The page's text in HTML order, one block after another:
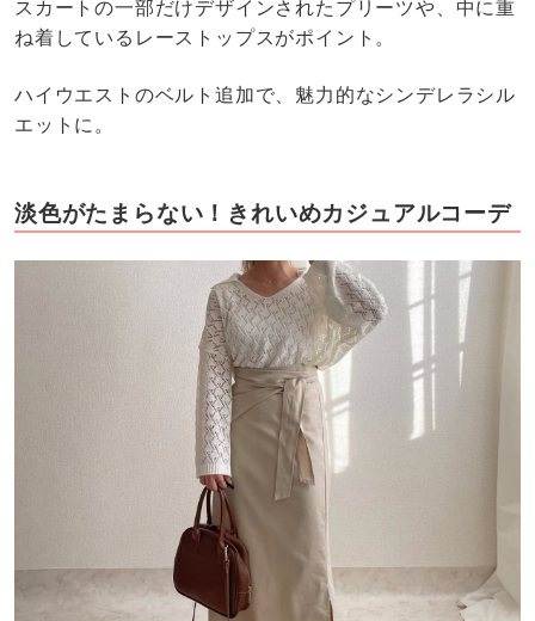
スカートの一部だけデザインされたプリーツや、中に重
ね着しているレーストップスがポイント。
ハイウエストのベルト追加で、魅力的なシンデレラシル
エットに。
淡色がたまらない！きれいめカジュアルコーデ